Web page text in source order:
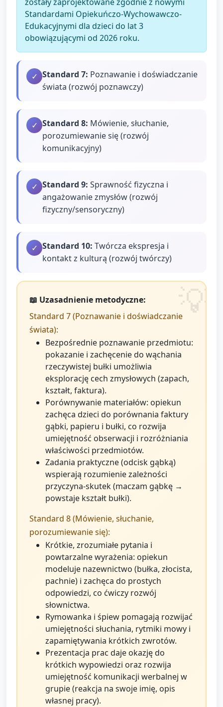
Standardami Opiekuńczo-Wychowawczo-
Edukacyjnymi dla dzieci do lat 3
obowiązującymi od 2026 roku.
✓ Standard 7: Poznawanie i doświadczanie
świata (rozwój poznawczy)
✓ Standard 8: Mówienie, słuchanie,
porozumiewanie się (rozwój
komunikacyjny)
✓ Standard 9: Sprawność fizyczna i
angażowanie zmysłów (rozwój
fizyczny/sensoryczny)
✓ Standard 10: Twórcza ekspresja i
kontakt z kulturą (rozwój twórczy)
📖 Uzasadnienie metodyczne:
Standard 7 (Poznawanie i doświadczanie
świata):
Bezpośrednie poznawanie przedmiotu:
pokazanie i zachęcenie do wąchania
rzeczywistej bułki umożliwia
eksplorację cech zmysłowych (zapach,
kształt, faktura).
Porównywanie materiałów: opiekun
zachęca dzieci do porównania faktury
gąbki, papieru i bułki, co rozwija
umiejętność obserwacji i rozróżniania
właściwości przedmiotów.
Zadania praktyczne (odcisk gąbką)
wspierają rozumienie zależności
przyczyna-skutek (maczam gąbkę →
powstaje kształt bułki).
Standard 8 (Mówienie, słuchanie,
porozumiewanie się):
Krótkie, zrozumiałe pytania i
powtarzalne wyrażenia: opiekun
modeluje nazewnictwo (bułka, złocista,
pachnie) i zachęca do prostych
odpowiedzi, co ćwiczy rozwój
słownictwa.
Rymowanka i śpiew pomagają rozwijać
umiejętności słuchania, rytmiki mowy i
zapamiętywania krótkich zwrotów.
Prezentacja prac daje okazję do
krótkich wypowiedzi oraz rozwija
umiejętność komunikacji werbalnej w
grupie (reakcja na swoje imię, opis
własnej pracy).